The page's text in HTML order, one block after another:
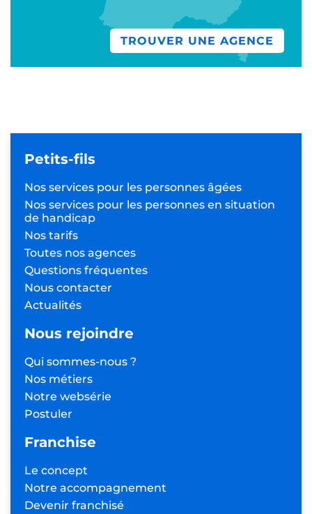
TROUVER UNE AGENCE
Petits-fils
Nos services pour les personnes âgées
Nos services pour les personnes en situation
de handicap
Nos tarifs
Toutes nos agences
Questions fréquentes
Nous contacter
Actualités
Nous rejoindre
Qui sommes-nous ?
Nos métiers
Notre websérie
Postuler
Franchise
Le concept
Notre accompagnement
Devenir franchisé